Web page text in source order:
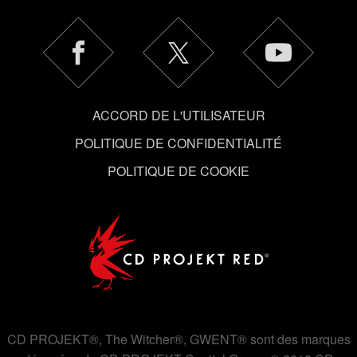
qu'avec votre permission.
Vous pouvez consulter tous les détails sur notre
utilisation des cookies et modifier vos préférences dans
ACCORD DE L'UTILISATEUR
POLITIQUE DE CONFIDENTIALITÉ
POLITIQUE DE COOKIE
CD PROJEKT®, The Witcher®, GWENT® sont des marques